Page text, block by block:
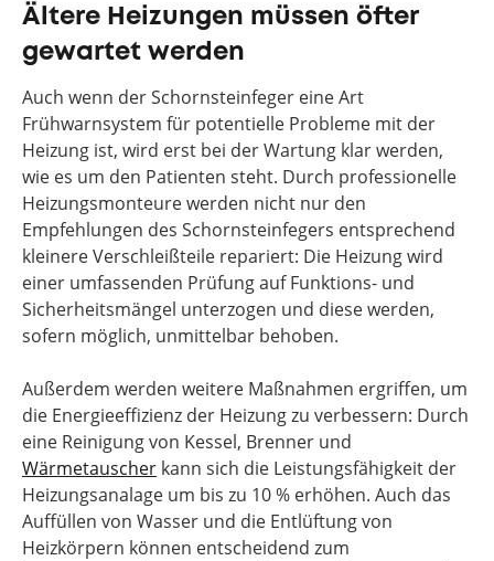
Ältere Heizungen müssen öfter
gewartet werden
Auch wenn der Schornsteinfeger eine Art
Frühwarnsystem für potentielle Probleme mit der
Heizung ist, wird erst bei der Wartung klar werden,
wie es um den Patienten steht. Durch professionelle
Heizungsmonteure werden nicht nur den
Empfehlungen des Schornsteinfegers entsprechend
kleinere Verschleißteile repariert: Die Heizung wird
einer umfassenden Prüfung auf Funktions- und
Sicherheitsmängel unterzogen und diese werden,
sofern möglich, unmittelbar behoben.
Außerdem werden weitere Maßnahmen ergriffen, um
die Energieeffizienz der Heizung zu verbessern: Durch
eine Reinigung von Kessel, Brenner und
Wärmetauscher kann sich die Leistungsfähigkeit der
Heizungsanalage um bis zu 10 % erhöhen. Auch das
Auffüllen von Wasser und die Entlüftung von
Heizkörpern können entscheidend zum